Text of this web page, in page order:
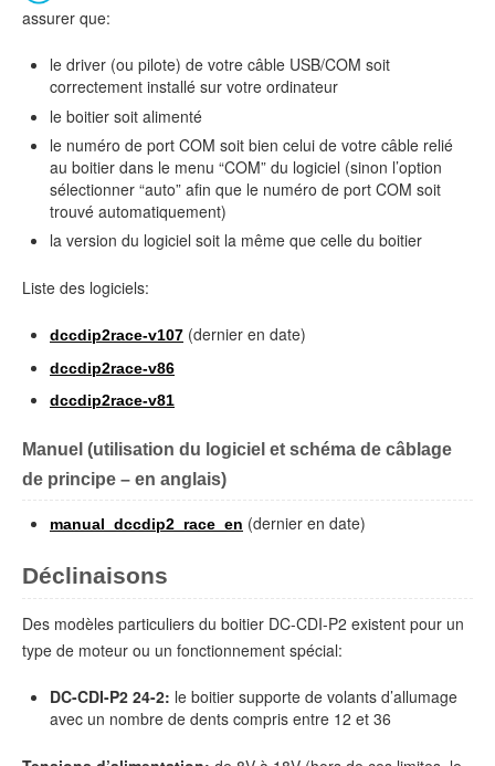
assurer que:
le driver (ou pilote) de votre câble USB/COM soit
correctement installé sur votre ordinateur
le boitier soit alimenté
le numéro de port COM soit bien celui de votre câble relié
au boitier dans le menu “COM” du logiciel (sinon l’option
sélectionner “auto” afin que le numéro de port COM soit
trouvé automatiquement)
la version du logiciel soit la même que celle du boitier
Liste des logiciels:
dccdip2race-v107 (dernier en date)
dccdip2race-v86
dccdip2race-v81
Manuel (utilisation du logiciel et schéma de câblage
de principe – en anglais)
manual_dccdip2_race_en (dernier en date)
Déclinaisons
Des modèles particuliers du boitier DC-CDI-P2 existent pour un
type de moteur ou un fonctionnement spécial:
DC-CDI-P2 24-2: le boitier supporte de volants d’allumage
avec un nombre de dents compris entre 12 et 36